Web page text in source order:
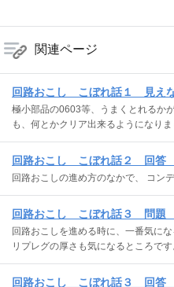
関連ページ
回路おこし こぼれ話１ 見え
極小部品の0603等、うまくとれるか
も、何とかクリア出来るようになりま
回路おこし こぼれ話２ 回答
回路おこしの進め方のなかで、 コン
回路おこし こぼれ話３ 問題
回路おこしを進める時に、一番気に
リプレグの厚さも気になるところです
回路おこし こぼれ話３ 回答